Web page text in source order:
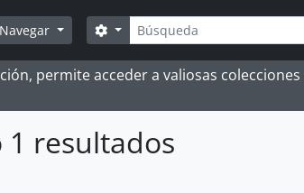
Navegar Búsqueda
Search options
permite acceder a valiosas
resultados